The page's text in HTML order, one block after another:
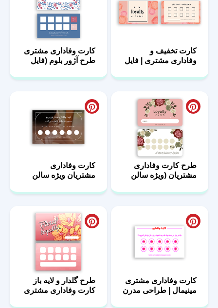
کارت تخفیف و
وفاداری مشتری | فایل
کارت وفاداری مشتری
طرح آژور بلوم (فایل
متن)
طرح کارت وفاداری
مشتریان (ویژه سالن
رزالین
کارت وفاداری
مشتریان ویژه سالن
کارت وفاداری مشتری
مینیمال | طراحی مدرن
طرح گلدار و لایه باز
کارت وفاداری مشتری